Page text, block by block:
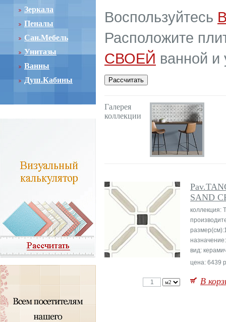
Зеркала
Пеналы
Сан.Мебель
Унитазы
Ванны
Душ.Кабины
Воспользуйтесь
Расположите
СВОЕЙ ванной и
Галерея
коллекции
SAND
коллекция:
вид:
цена: 6439
В